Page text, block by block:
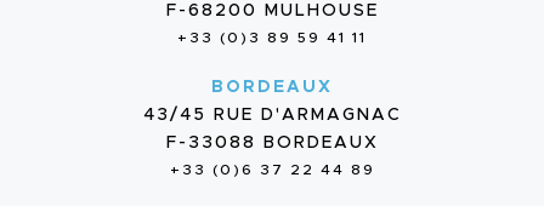
F-68200 MULHOUSE
+33 (0)3 89 59 41 11
BORDEAUX
43/45 RUE D'ARMAGNAC
F-33088 BORDEAUX
+33 (0)6 37 22 44 89